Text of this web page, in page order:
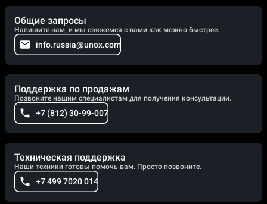
Общие запросы
Напишите нам, и мы свяжемся с вами как можно быстрее.
info.russia@unox.com
Поддержка по продажам
Позвоните нашим специалистам для получения консультации.
+7 (812) 30-99-007
Техническая поддержка
Наши техники готовы помочь вам. Просто позвоните.
+7 499 7020 014